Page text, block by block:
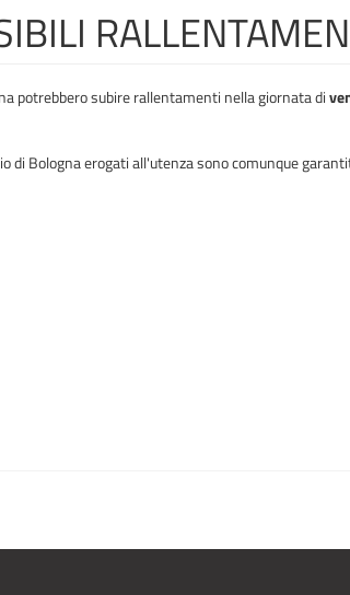
potrebbero subire rallentamenti nella giornata di
di Bologna erogati all'utenza sono comunque